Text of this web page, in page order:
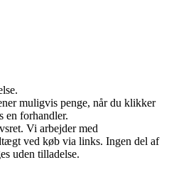
muligvis penge, når du klikker
en forhandler.
Vi arbejder med
ved køb via links. Ingen del af
uden tilladelse.